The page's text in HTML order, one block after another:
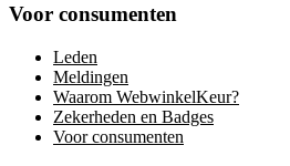
Voor consumenten
Leden
Meldingen
Waarom WebwinkelKeur?
Zekerheden en Badges
Voor consumenten